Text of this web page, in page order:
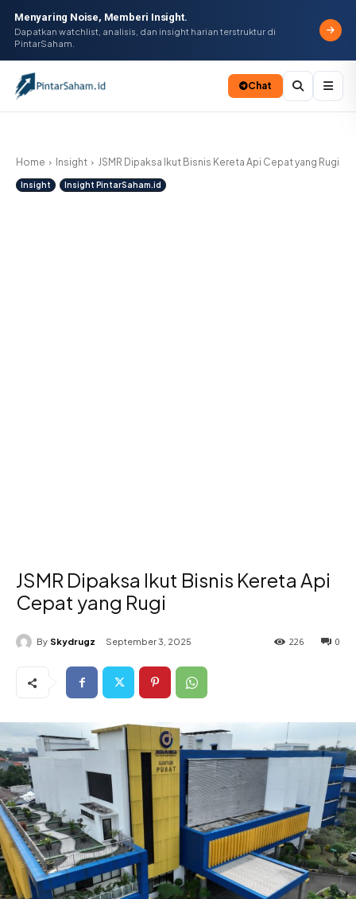
Menyaring Noise, Memberi Insight.
Dapatkan watchlist, analisis, dan insight harian terstruktur di
PintarSaham.
Chat
Home
Insight JSMR Dipaksa Ikut Bisnis Kereta Api Cepat yang Rugi
Insight Insight PintarSaham.id
JSMR Dipaksa Ikut Bisnis Kereta Api
Cepat yang Rugi
By Skydrugz September 3, 2025 0
226